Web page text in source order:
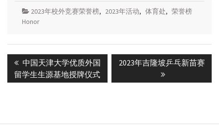
2023年校外竞赛荣誉榜, 2023年活动, 体育处, 荣誉榜
Honor
Post
navigation
Previous
post:
中国天津大学优质外国
留学生生源基地授牌仪式
Next
2023年吉隆坡乒乓新苗赛